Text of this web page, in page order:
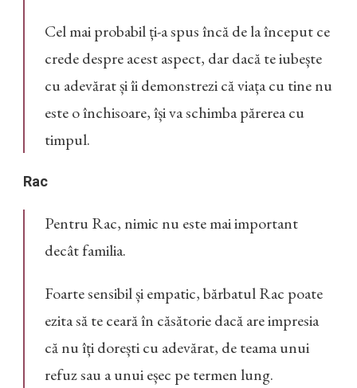
Cel mai probabil ți-a spus încă de la început ce
crede despre acest aspect, dar dacă te iubește
cu adevărat și îi demonstrezi că viața cu tine nu
este o închisoare, își va schimba părerea cu
timpul.
Rac
Pentru Rac, nimic nu este mai important
decât familia.
Foarte sensibil și empatic, bărbatul Rac poate
ezita să te ceară în căsătorie dacă are impresia
că nu îți dorești cu adevărat, de teama unui
refuz sau a unui eșec pe termen lung.